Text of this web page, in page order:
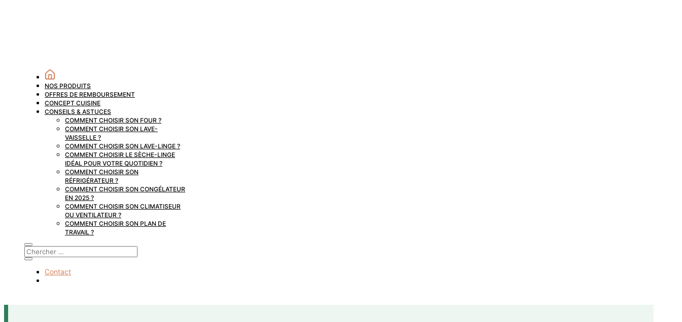
NOS PRODUITS
OFFRES DE REMBOURSEMENT
CONCEPT CUISINE
CONSEILS & ASTUCES
COMMENT CHOISIR SON FOUR ?
COMMENT CHOISIR SON LAVE-
VAISSELLE ?
COMMENT CHOISIR SON LAVE-LINGE ?
COMMENT CHOISIR LE SÈCHE-LINGE
IDÉAL POUR VOTRE QUOTIDIEN ?
COMMENT CHOISIR SON
RÉFRIGÉRATEUR ?
COMMENT CHOISIR SON CONGÉLATEUR
EN 2025 ?
COMMENT CHOISIR SON CLIMATISEUR
OU VENTILATEUR ?
COMMENT CHOISIR SON PLAN DE
TRAVAIL ?
Contact